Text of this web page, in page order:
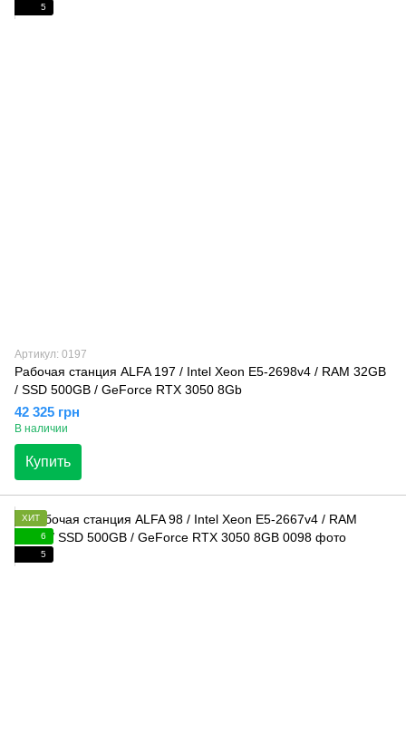
5
Артикул: 0197
Рабочая станция ALFA 197 / Intel Xeon E5-2698v4 / RAM 32GB
/ SSD 500GB / GeForce RTX 3050 8Gb
42 325 грн
В наличии
Купить
ХИТ
6
5